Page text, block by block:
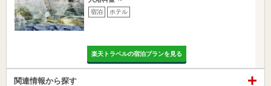
宿泊 ホテル
楽天トラベルの宿泊プランを見る
関連情報から探す